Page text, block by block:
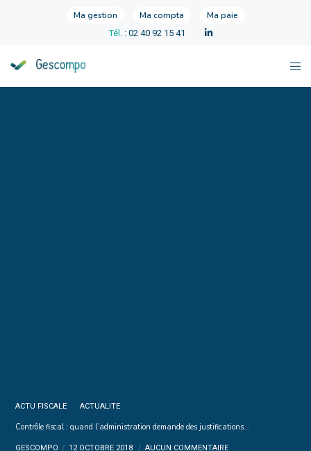
Ma gestion Ma compta Ma paie
Tél. : 02 40 92 15 41
ACTU FISCALE ACTUALITE
Contrôle fiscal : quand l’administration demande des justifications…
GESCOMPO 12 OCTOBRE 2018 AUCUN COMMENTAIRE